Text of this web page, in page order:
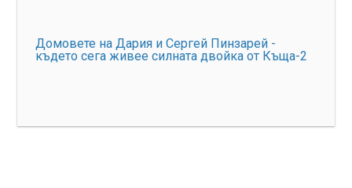
Домовете на Дария и Сергей Пинзарей -
където сега живее силната двойка от Къща-2